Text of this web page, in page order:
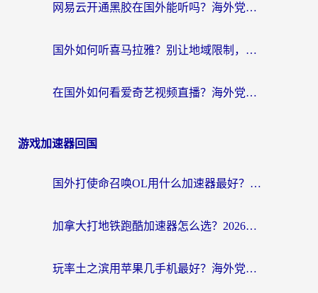
网易云开通黑胶在国外能听吗？海外党亲测有效的回国听音乐方案
国外如何听喜马拉雅？别让地域限制，断了你的中文声音陪伴
在国外如何看爱奇艺视频直播？海外党亲测有效的回国加速器指南
游戏加速器回国
国外打使命召唤OL用什么加速器最好？海外玩家国服畅玩全攻略（附小众游戏加速技巧）
加拿大打地铁跑酷加速器怎么选？2026海外玩家实测指南（附王国纪元保卫萝卜3加速技巧）
玩率土之滨用苹果几手机最好？海外党必看的国服游戏加速+设备选择指南